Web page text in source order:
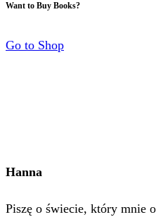
Want to Buy Books?
Go to Shop
Hanna
Piszę o świecie, który mnie